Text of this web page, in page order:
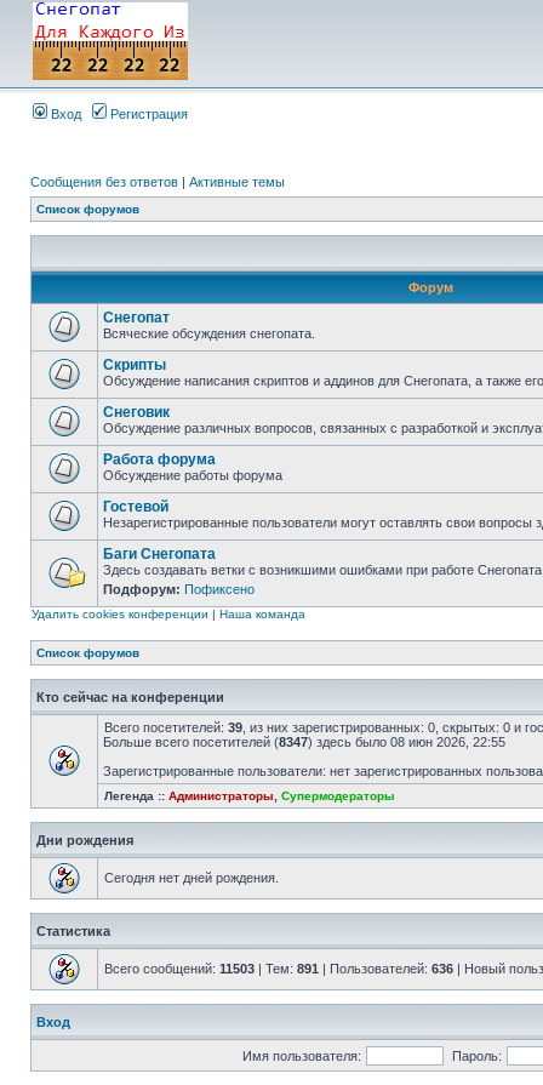
Вход Регистрация
Сообщения без ответов | Активные темы
Список форумов
Форум
Снегопат
Всяческие обсуждения снегопата.
Скрипты
Обсуждение написания скриптов и аддинов для Снегопата, а также
Снеговик
Обсуждение различных вопросов, связанных с разработкой и
Работа форума
Обсуждение работы форума
Гостевой
Незарегистрированные пользователи могут оставлять свои вопросы
Баги Снегопата
Здесь создавать ветки с возникшими ошибками при работе
Подфорум: Пофиксено
Удалить cookies конференции | Наша команда
Список форумов
Кто сейчас на конференции
Всего посетителей: 39 , из них зарегистрированных: 0, скрытых: 0 и
Больше всего посетителей (8347) здесь было 08 июн 2026, 22:55
Зарегистрированные пользователи: нет зарегистрированных
Легенда :: Администраторы Супермодераторы
Дни рождения
Сегодня нет дней рождения.
Статистика
Всего сообщений: 11503 | Тем: 891 | Пользователей: 636 | Новый
Вход
Имя пользователя: Пароль: